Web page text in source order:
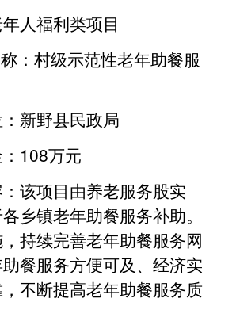
年人福利类项目
：村级示范性老年助餐服
新野县民政局
108万元
该项目由养老服务股实
乡镇老年助餐服务补助。
持续完善老年助餐服务网
餐服务方便可及、经济实
不断提高老年助餐服务质